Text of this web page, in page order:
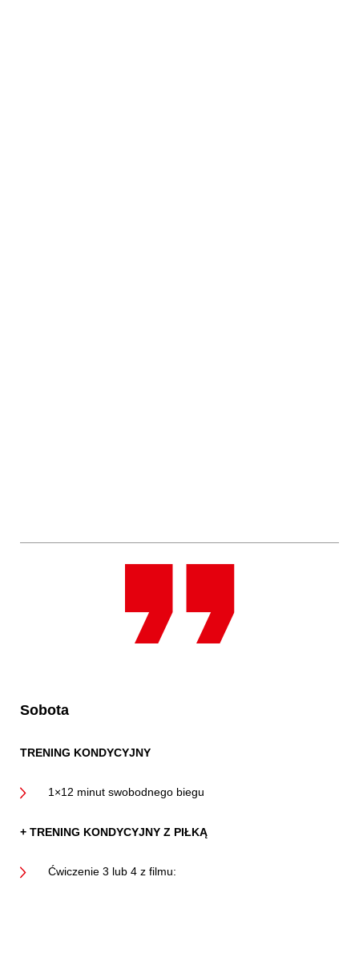
Sobota
TRENING KONDYCYJNY
1×12 minut swobodnego biegu
+ TRENING KONDYCYJNY Z PIŁKĄ
Ćwiczenie 3 lub 4 z filmu: